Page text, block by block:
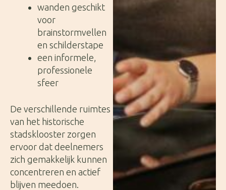
wanden geschikt
voor
brainstormvellen
en schilderstape
een informele,
professionele
sfeer
De verschillende ruimtes
van het historische
stadsklooster zorgen
ervoor dat deelnemers
zich gemakkelijk kunnen
concentreren en actief
blijven meedoen.